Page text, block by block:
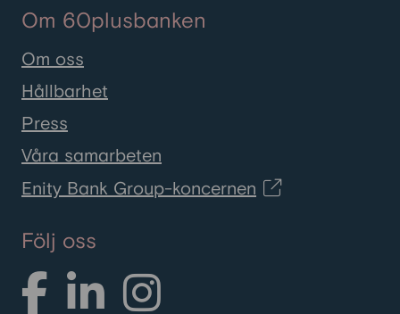
Om 60plusbanken
Om oss
Hållbarhet
Press
Våra samarbeten
Enity Bank Group-koncernen
Följ oss